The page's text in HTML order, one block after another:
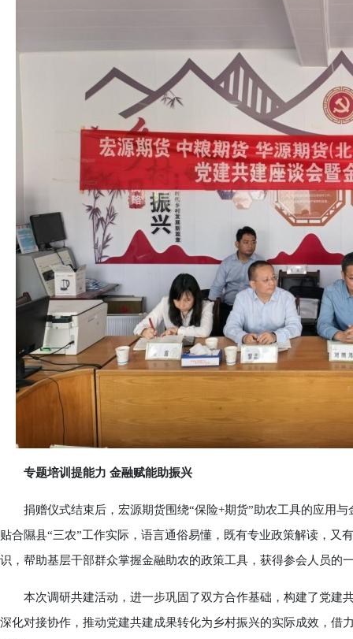
专题培训提能力 金融赋能助振兴
捐赠仪式结束后，宏源期货围绕“保险+期货”助农工具的应用与
贴合隰县“三农”工作实际，语言通俗易懂，既有专业政策解读，
识，帮助基层干部群众掌握金融助农的政策工具，获得参会人员的
本次调研共建活动，进一步巩固了双方合作基础，构建了党建
深化对接协作，推动党建共建成果转化为乡村振兴的实际成效，借